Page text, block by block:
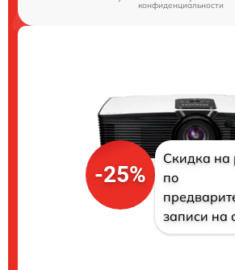
конфиденциальности
-25%
Скидка на
по
записи на